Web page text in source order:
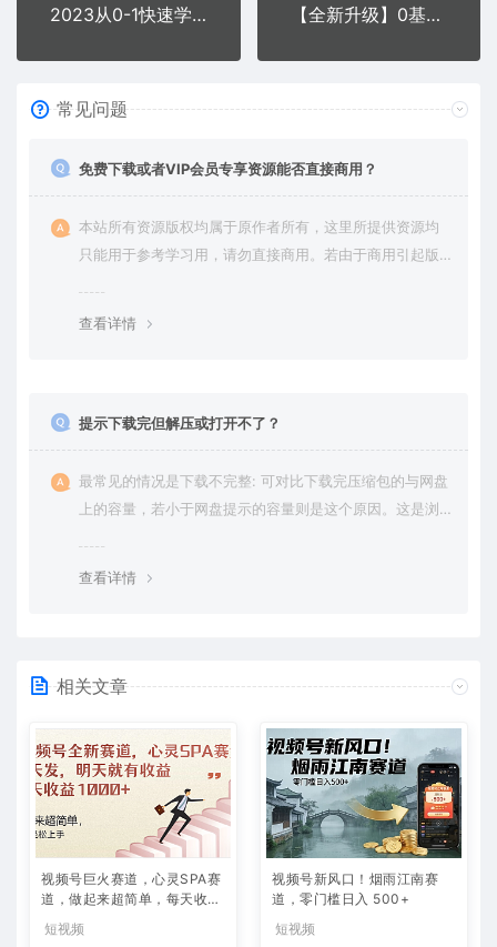
2023从0-1快速学会直播起号，小白也能玩转直播起号方法实战流程
【全新升级】0基础单人单号单晚500+，不说话 不露脸 4月最新快手无人直播
常见问题
免费下载或者VIP会员专享资源能否直接商用？
本站所有资源版权均属于原作者所有，这里所提供资源均
只能用于参考学习用，请勿直接商用。若由于商用引起版
查看详情
提示下载完但解压或打开不了？
最常见的情况是下载不完整: 可对比下载完压缩包的与网盘
上的容量，若小于网盘提示的容量则是这个原因。这是浏
查看详情
相关文章
视频号巨火赛道，心灵SPA赛
道，做起来超简单，每天收益
800+
短视频
视频号新风口！烟雨江南赛
道，零门槛日入 500+
短视频